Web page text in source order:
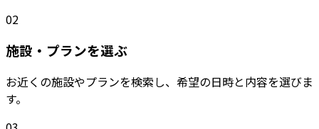
02
施設・プランを選ぶ
お近くの施設やプランを検索し、希望の日時と内容を選びま
す。